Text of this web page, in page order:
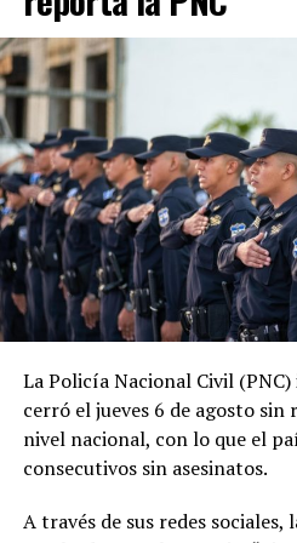
junio de 2019, las estadísticas
tendencia descendente en los
administración, la PNC
que va del año, las
homicidios, mientras que
indicadores favorables en
que el Gobierno mantendrá
La Policía Nacional Civil
cerró el jueves 6 de agosto
nivel nacional, con lo que el
consecutivos sin asesinatos.
A través de sus redes